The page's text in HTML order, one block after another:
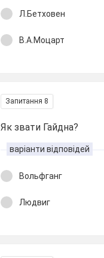
Л.Бетховен
В.А.Моцарт
Запитання 8
Як звати Гайдна?
варіанти відповідей
Вольфганг
Людвиг